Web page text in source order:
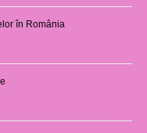
în România